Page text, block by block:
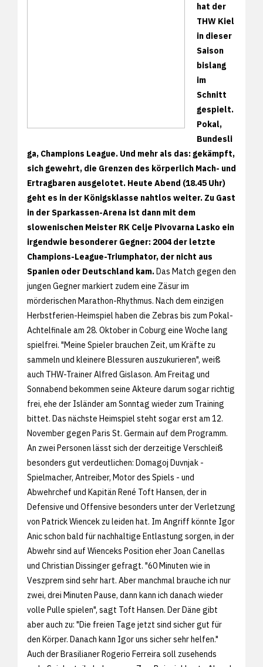
hat der
THW Kiel
in dieser
Saison
bislang
im
Schnitt
gespielt.
Pokal,
Bundesli
ga, Champions League. Und mehr als das: gekämpft,
sich gewehrt, die Grenzen des körperlich Mach- und
Ertragbaren ausgelotet. Heute Abend (18.45 Uhr)
geht es in der Königsklasse nahtlos weiter. Zu Gast
in der Sparkassen-Arena ist dann mit dem
slowenischen Meister RK Celje Pivovarna Lasko ein
irgendwie besonderer Gegner: 2004 der letzte
Champions-League-Triumphator, der nicht aus
Spanien oder Deutschland kam.Das Match gegen den
jungen Gegner markiert zudem eine Zäsur im
mörderischen Marathon-Rhythmus. Nach dem einzigen
Herbstferien-Heimspiel haben die Zebras bis zum Pokal-
Achtelfinale am 28. Oktober in Coburg eine Woche lang
spielfrei. "Meine Spieler brauchen Zeit, um Kräfte zu
sammeln und kleinere Blessuren auszukurieren", weiß
auch THW-Trainer Alfred Gislason. Am Freitag und
Sonnabend bekommen seine Akteure darum sogar richtig
frei, ehe der Isländer am Sonntag wieder zum Training
bittet. Das nächste Heimspiel steht sogar erst am 12.
November gegen Paris St. Germain auf dem Programm.
An zwei Personen lässt sich der derzeitige Verschleiß
besonders gut verdeutlichen: Domagoj Duvnjak -
Spielmacher, Antreiber, Motor des Spiels - und
Abwehrchef und Kapitän René Toft Hansen, der in
Defensive und Offensive besonders unter der Verletzung
von Patrick Wiencek zu leiden hat. Im Angriff könnte Igor
Anic schon bald für nachhaltige Entlastung sorgen, in der
Abwehr sind auf Wienceks Position eher Joan Canellas
und Christian Dissinger gefragt. "60 Minuten wie in
Veszprem sind sehr hart. Aber manchmal brauche ich nur
zwei, drei Minuten Pause, dann kann ich danach wieder
volle Pulle spielen", sagt Toft Hansen. Der Däne gibt
aber auch zu: "Die freien Tage jetzt sind sicher gut für
den Körper. Danach kann Igor uns sicher sehr helfen."
Auch der Brasilianer Rogerio Ferreira soll zusehends